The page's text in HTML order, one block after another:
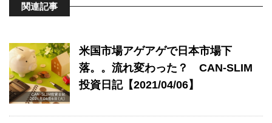
関連記事
米国市場アゲアゲで日本市場下
落。。流れ変わった？ CAN-SLIM
投資日記【2021/04/06】